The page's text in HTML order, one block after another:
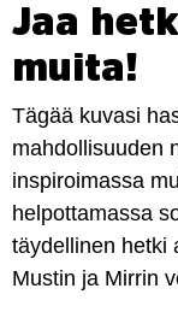
Jaa
muita!
Tägää kuvasi
mahdollisuuden
inspiroimassa
helpottamassa
täydellinen hetki
Mustin ja Mirrin